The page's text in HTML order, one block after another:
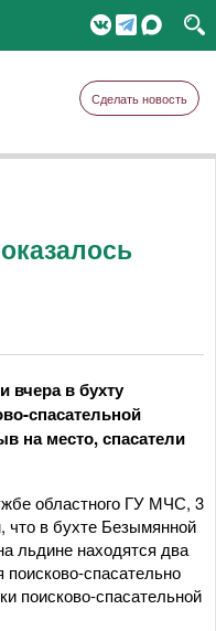
Сделать новость
вчера в бухту
спасательной
на место, спасатели
областного ГУ МЧС, 3
что в бухте Безымянной
льдине находятся два
спасательно
поисково-спасательной